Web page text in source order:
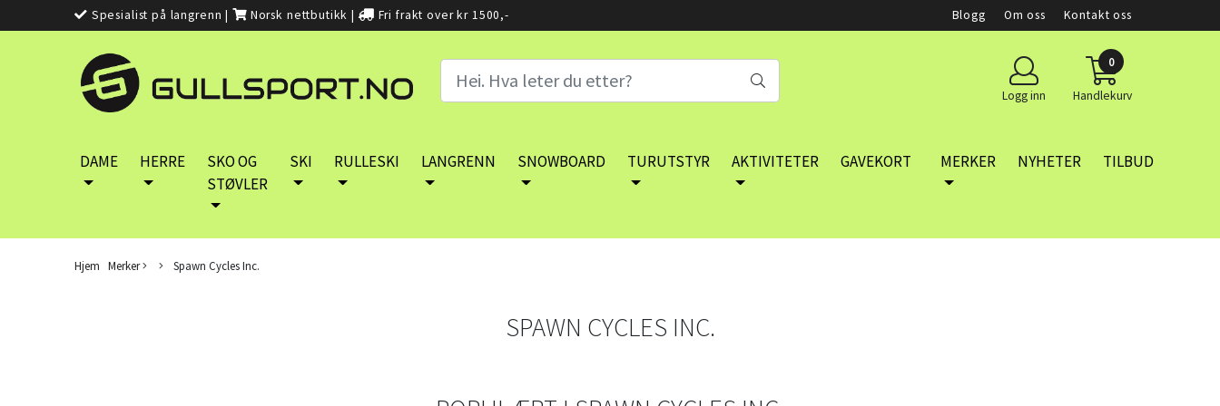
Spesialist på langrenn | Norsk nettbutikk | Fri frakt over kr 1500,- Blogg Om oss Kontakt oss
Logg inn
0
Handlekurv
DAME HERRE
SKO OG
STØVLER
SKI RULLESKI LANGRENN SNOWBOARD TURUTSTYR AKTIVITETER GAVEKORT MERKER NYHETER TILBUD
Hjem Merker Spawn Cycles Inc.
SPAWN CYCLES INC.